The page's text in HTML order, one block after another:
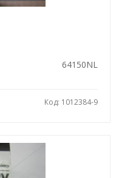
64150NL
Код: 1012384-9